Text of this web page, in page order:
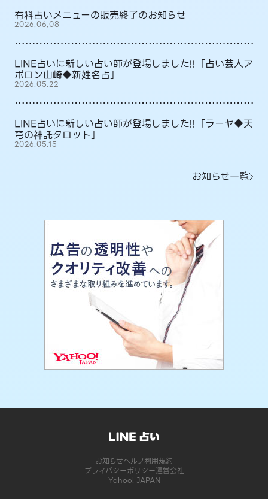
有料占いメニューの販売終了のお知らせ
2026.06.08
LINE占いに新しい占い師が登場しました!!「占い芸人ア
ポロン山崎◆新姓名占」
2026.05.22
LINE占いに新しい占い師が登場しました!!「ラーヤ◆天
穹の神託タロット」
2026.05.15
お知らせ一覧
お知らせヘルプ利用規約
プライバシーポリシー運営会社
Yahoo! JAPAN